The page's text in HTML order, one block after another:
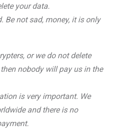
your data.
Be not sad, money, it is only
or we do not delete
nobody will pay us in the
is very important. We
and there is no